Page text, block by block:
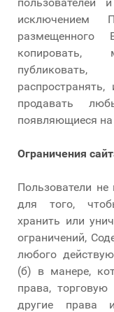
исключением
копировать,
продавать
появляющиеся на
Ограничения
Пользователи не
для того,
хранить или
ограничений,
любого
(б) в манере,
права,
другие права